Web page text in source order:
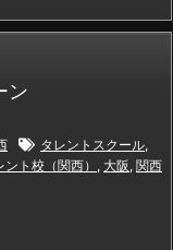
ン
タレントスクール,
ント校（関西） , 大阪, 関西